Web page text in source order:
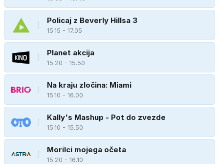
Policaj z Beverly Hillsa 3
15.15 - 17.05
Planet akcija
15.20 - 15.50
Na kraju zločina: Miami
15.10 - 16.00
Kally's Mashup - Pot do zvezde
15.10 - 15.50
Morilci mojega očeta
15.20 - 16.10